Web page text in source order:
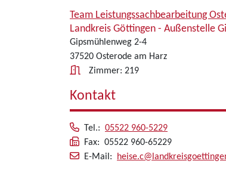
Team Leistungssachbearbeitung
Landkreis Göttingen - Außenstelle
Gipsmühlenweg 2-4
37520 Osterode am Harz
Zimmer: 219
Kontakt
Tel.: 05522 960-5229
Fax: 05522 960-65229
E-Mail: